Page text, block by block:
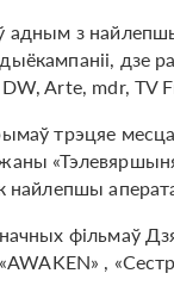
адным з
дзе
Arte, mdr, TV
трэцяе
найлепшы
фільмаў
«AWAKEN» ,